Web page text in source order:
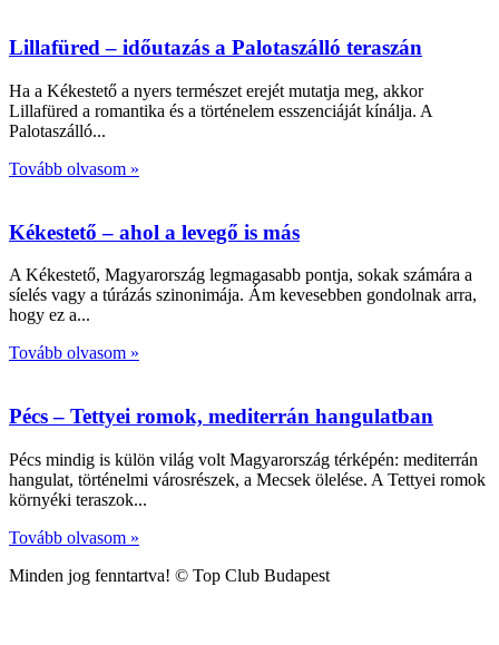
Lillafüred – időutazás a Palotaszálló teraszán
Ha a Kékestető a nyers természet erejét mutatja meg, akkor
Lillafüred a romantika és a történelem esszenciáját kínálja. A
Palotaszálló
Tovább olvasom »
Kékestető – ahol a levegő is más
A Kékestető, Magyarország legmagasabb pontja, sokak számára a
síelés vagy a túrázás szinonimája. Ám kevesebben gondolnak arra,
hogy ez a
Tovább olvasom »
Pécs – Tettyei romok, mediterrán hangulatban
Pécs mindig is külön világ volt Magyarország térképén: mediterrán
hangulat, történelmi városrészek, a Mecsek ölelése. A Tettyei romok
környéki teraszok
Tovább olvasom »
Minden jog fenntartva! © Top Club Budapest